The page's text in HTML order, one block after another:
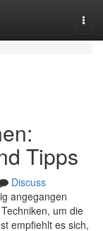
Tipps
Discuss
angegangen
um die
empfiehlt es sich,